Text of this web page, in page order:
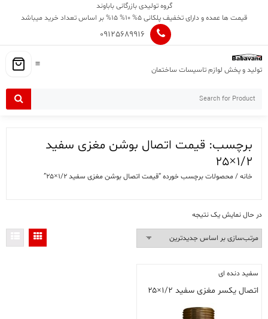
گروه تولیدی بازرگانی باباوند
قیمت ها عمده و دارای تخفیف پلکانی 5% 10% 15% بر اساس تعداد خرید میباشد
09125689916
تولید و پخش لوازم تاسیسات ساختمان
برچسب: قیمت اتصال بوشن مغزی سفید
1/2×25
خانه/ محصولات برچسب خورده “قیمت اتصال بوشن مغزی سفید 1/2×25”
در حال نمایش یک نتیجه
سفید دنده ای
اتصال یکسر مغزی سفید ۱/۲×۲۵